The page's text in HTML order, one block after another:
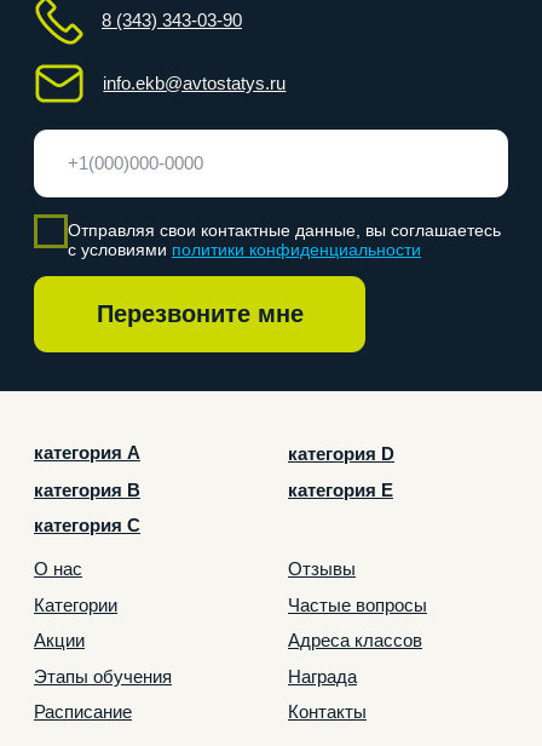
Согласие на обработку персональных данных
Согласие на обработку персональных данных для
рекламы
Политика конфиденциальности
Категории
Этапы обучения
Расписание
Частые вопросы
Награда